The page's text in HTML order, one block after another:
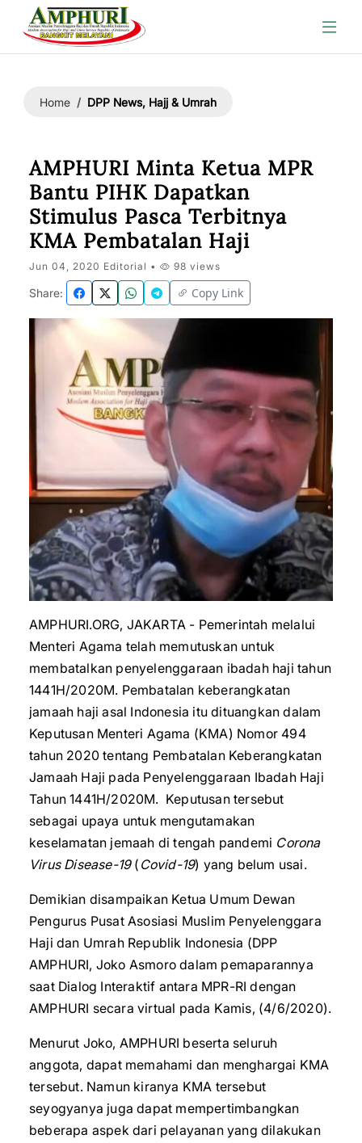
Home DPP News, Hajj & Umrah
AMPHURI Minta Ketua MPR
Bantu PIHK Dapatkan
Stimulus Pasca Terbitnya
KMA Pembatalan Haji
Jun 04, 2020 Editorial • 98 views
Share: Copy Link
AMPHURI.ORG, JAKARTA - Pemerintah melalui
Menteri Agama telah memutuskan untuk
membatalkan penyelenggaraan ibadah haji tahun
1441H/2020M. Pembatalan keberangkatan
jamaah haji asal Indonesia itu dituangkan dalam
Keputusan Menteri Agama (KMA) Nomor 494
tahun 2020 tentang Pembatalan Keberangkatan
Jamaah Haji pada Penyelenggaraan Ibadah Haji
Tahun 1441H/2020M. Keputusan tersebut
sebagai upaya untuk mengutamakan
keselamatan jemaah di tengah pandemi Corona
Virus Disease-19( Covid-19) yang belum usai.
Demikian disampaikan Ketua Umum Dewan
Pengurus Pusat Asosiasi Muslim Penyelenggara
Haji dan Umrah Republik Indonesia (DPP
AMPHURI, Joko Asmoro dalam pemaparannya
saat Dialog Interaktif antara MPR-RI dengan
AMPHURI secara virtual pada Kamis, (4/6/2020).
Menurut Joko, AMPHURI beserta seluruh
anggota, dapat memahami dan menghargai KMA
tersebut. Namun kiranya KMA tersebut
seyogyanya juga dapat mempertimbangkan
beberapa aspek dari pelayanan yang dilakukan